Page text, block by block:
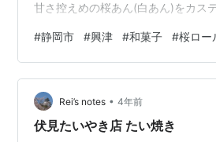
甘さ控えめの桜あん(白あん)をカス
た。 春らしい和風ロールケーキでし
#静岡市 #興津 #和菓子 #桜ロー
Rei’s notes • 4年前
伏見たいやき店 たい焼き